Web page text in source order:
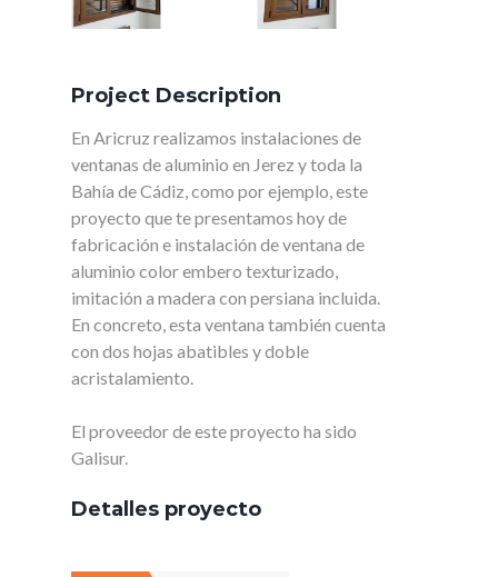
Project Description
En Aricruz realizamos instalaciones de
ventanas de aluminio en Jerez y toda la
Bahía de Cádiz, como por ejemplo, este
proyecto que te presentamos hoy de
fabricación e instalación de ventana de
aluminio color embero texturizado,
imitación a madera con persiana incluida.
En concreto, esta ventana también cuenta
con dos hojas abatibles y doble
acristalamiento.
El proveedor de este proyecto ha sido
Galisur.
Detalles proyecto